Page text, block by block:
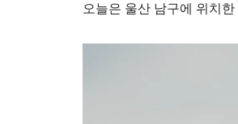
오늘은 울산 남구에 위치한